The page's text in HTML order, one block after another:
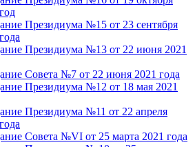
Президиума №15 от 23 сентября
Президиума №13 от 22 июня 2021
Совета №7 от 22 июня 2021 года
Президиума №12 от 18 мая 2021
Президиума №11 от 22 апреля
Совета №VI от 25 марта 2021 года